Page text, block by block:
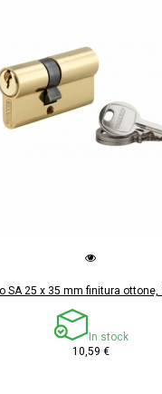
SA 25 x 35 mm finitura ottone,
In stock
10,59 €